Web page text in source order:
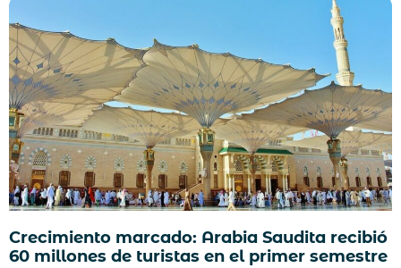
Crecimiento marcado: Arabia Saudita recibió
60 millones de turistas en el primer semestre